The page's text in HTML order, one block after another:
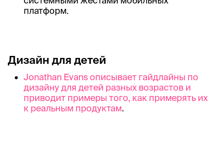
платформ.
Дизайн для детей
Jonathan Evans описывает гайдлайны по
дизайну для детей разных возрастов и
приводит примеры того, как примерять их
к реальным продуктам.